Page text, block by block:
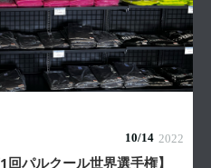
10/14 2022
パルクール世界選手権】